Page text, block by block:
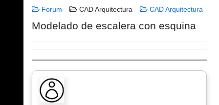
Forum CAD Arquitectura CAD Arquitectura
Modelado de escalera con esquina